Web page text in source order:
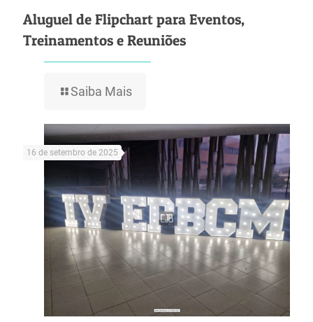
Aluguel de Flipchart para Eventos,
Treinamentos e Reuniões
Saiba Mais
16 de setembro de 2025